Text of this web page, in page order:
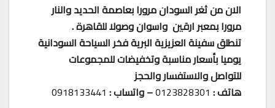
الان من ثغر السودان مرورا بعاصمة الحديد والنار
مرورا بمعبر ارقين واسوان وصولا للقاهرة .
تنطلق سفينة العزيزية البرية فخر السياحة السودانية
يوميا بأسعار مناسبة وتخفيضات للمجموعات
للتواصل والاستفسار والحجز
هاتف : 0123828301– واتساب : 0918133441